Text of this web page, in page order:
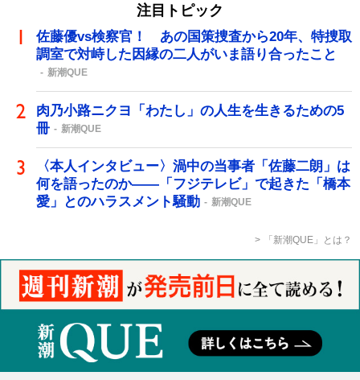
注目トピック
佐藤優vs検察官！ あの国策捜査から20年、特捜取
調室で対峙した因縁の二人がいま語り合ったこと
新潮QUE
肉乃小路ニクヨ「わたし」の人生を生きるための5
冊
新潮QUE
〈本人インタビュー〉渦中の当事者「佐藤二朗」は
何を語ったのか――「フジテレビ」で起きた「橋本
愛」とのハラスメント騒動
新潮QUE
「新潮QUE」とは？